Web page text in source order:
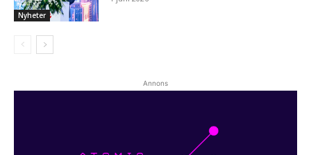
Nyheter
Annons